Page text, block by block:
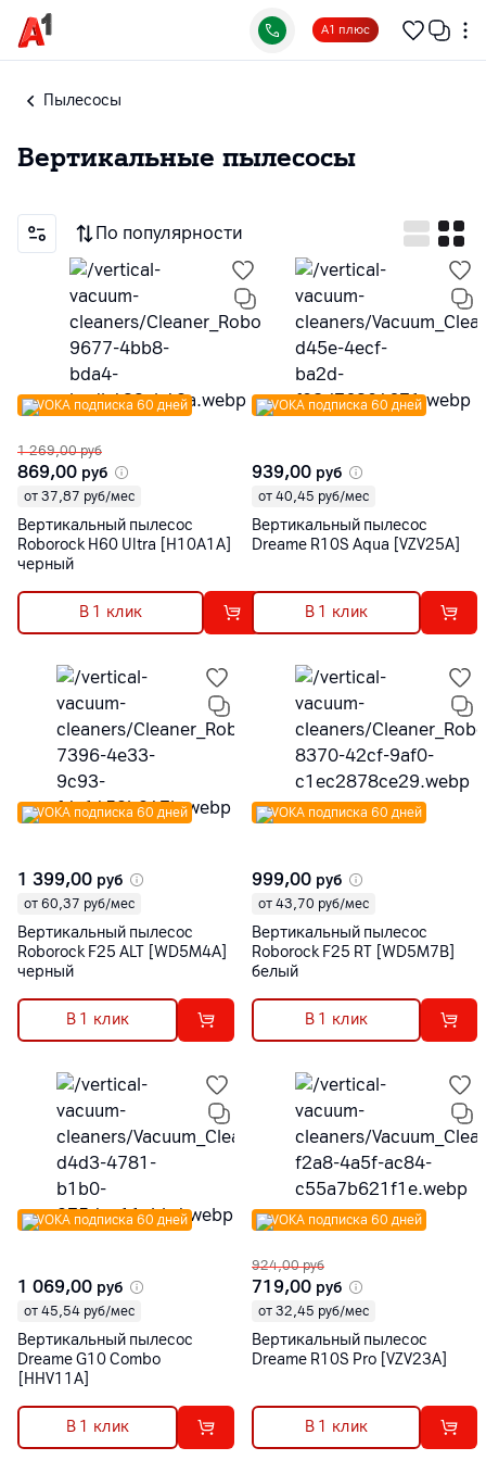
А1 плюс
Пылесосы
Вертикальные пылесосы
По популярности
VOKA подписка 60 дней
1 269,00 руб
869,00 руб
от 37,87 руб/мес
Вертикальный пылесос
Roborock H60 Ultra [H10A1A]
черный
В 1 клик
VOKA подписка 60 дней
939,00 руб
от 40,45 руб/мес
Вертикальный пылесос
Dreame R10S Aqua [VZV25A]
В 1 клик
VOKA подписка 60 дней
1 399,00 руб
от 60,37 руб/мес
Вертикальный пылесос
Roborock F25 ALT [WD5M4A]
черный
В 1 клик
VOKA подписка 60 дней
999,00 руб
от 43,70 руб/мес
Вертикальный пылесос
Roborock F25 RT [WD5M7B]
белый
В 1 клик
VOKA подписка 60 дней
1 069,00 руб
от 45,54 руб/мес
Вертикальный пылесос
Dreame G10 Combo
[HHV11A]
В 1 клик
VOKA подписка 60 дней
924,00 руб
719,00 руб
от 32,45 руб/мес
Вертикальный пылесос
Dreame R10S Pro [VZV23A]
В 1 клик